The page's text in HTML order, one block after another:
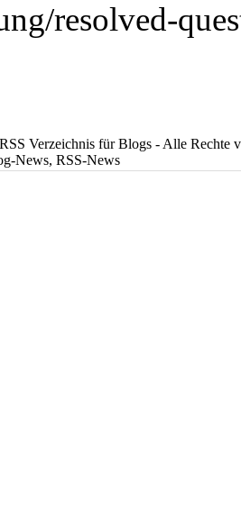
resolved-
Verzeichnis für Blogs - Alle Rechte
News, RSS-News